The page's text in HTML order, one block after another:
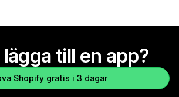
till en app?
Shopify gratis i 3 dagar